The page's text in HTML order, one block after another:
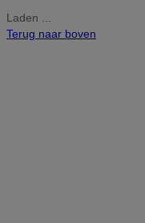
Laden ...
Terug naar boven